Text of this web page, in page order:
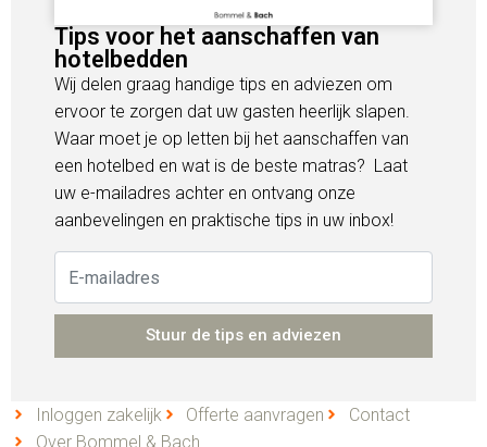
Tips voor het aanschaffen van
hotelbedden
Wij delen graag handige tips en adviezen om
ervoor te zorgen dat uw gasten heerlijk slapen.
Waar moet je op letten bij het aanschaffen van
een hotelbed en wat is de beste matras? Laat
uw e-mailadres achter en ontvang onze
aanbevelingen en praktische tips in uw inbox!
Stuur de tips en adviezen
Inloggen zakelijk Offerte aanvragen
Contact
Over Bommel & Bach